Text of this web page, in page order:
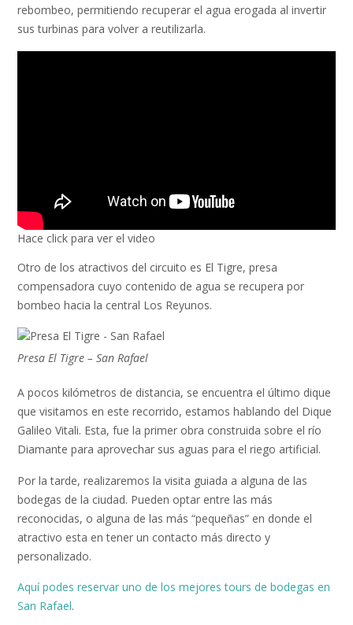
rebombeo, permitiendo recuperar el agua erogada al invertir
sus turbinas para volver a reutilizarla.
Hace click para ver el video
Otro de los atractivos del circuito es El Tigre, presa
compensadora cuyo contenido de agua se recupera por
bombeo hacia la central Los Reyunos.
Presa El Tigre – San Rafael
A pocos kilómetros de distancia, se encuentra el último dique
que visitamos en este recorrido, estamos hablando del Dique
Galileo Vitali. Esta, fue la primer obra construida sobre el río
Diamante para aprovechar sus aguas para el riego artificial.
Por la tarde, realizaremos la visita guiada a alguna de las
bodegas de la ciudad. Pueden optar entre las más
reconocidas, o alguna de las más “pequeñas” en donde el
atractivo esta en tener un contacto más directo y
personalizado.
Aquí podes reservar uno de los mejores tours de bodegas en
San Rafael.